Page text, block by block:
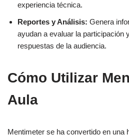
experiencia técnica.
Reportes y Análisis: Genera
ayudan a evaluar la participación
respuestas de la audiencia.
Cómo Utilizar
Aula
Mentimeter se ha convertido en una